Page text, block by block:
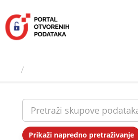
sadržaj
Prikaži napredno pretraživanje